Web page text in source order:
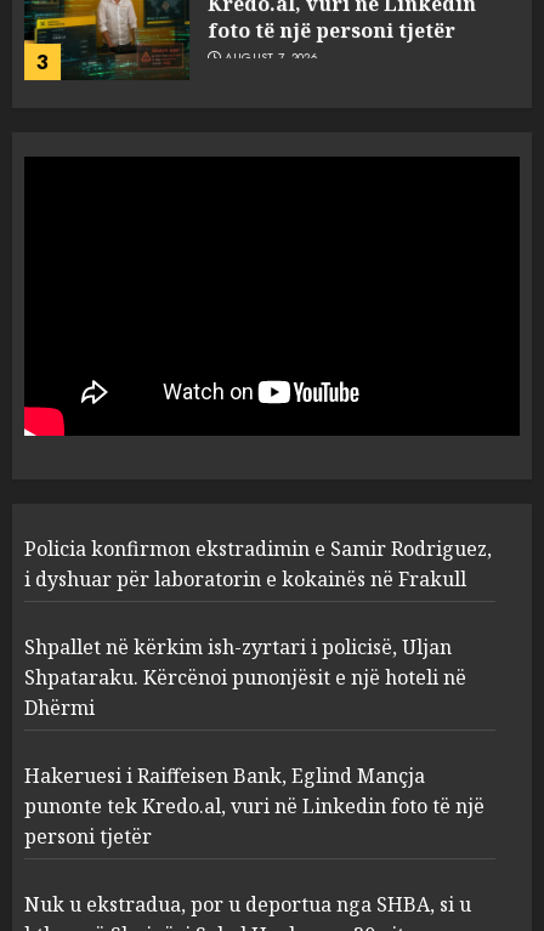
4
në Shqipëri Sokol Hoxha pas
30 viteve arrati. Pse Tirana po
i kërkon ndihmë Brukselit
1
Rodriguez, i dyshuar për
laboratorin e kokainës në
Frakull
2
i policisë, Uljan Shpataraku.
Kërcënoi punonjësit e një
hoteli në Dhërmi
Eglind Mançja punonte tek
Kredo.al, vuri në Linkedin
foto të një personi tjetër
AUGUST 7, 2026
Nuk u ekstradua, por u
Policia konfirmon ekstradimin e Samir Rodriguez,
i dyshuar për laboratorin e kokainës në Frakull
Shpallet në kërkim ish-zyrtari i policisë, Uljan
Shpataraku. Kërcënoi punonjësit e një hoteli në
Dhërmi
Hakeruesi i Raiffeisen Bank, Eglind Mançja
punonte tek Kredo.al, vuri në Linkedin foto të një
personi tjetër
Nuk u ekstradua, por u deportua nga SHBA, si u